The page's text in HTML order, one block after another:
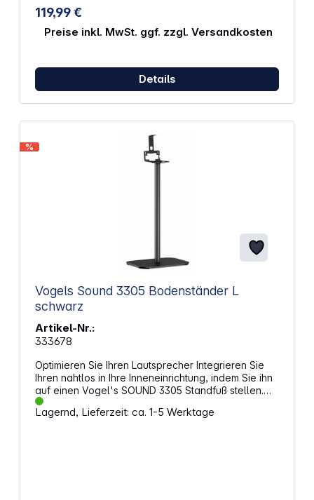
Befestigung für Ihren Lautsprecher und ist in
Schwarz und Weiß passend zur Farbe Ihrer
Lautsprecher erhältlich. Eigenschaften:
Belastbarkeit: 6,5 kg
119,99 €
Preise inkl. MwSt. ggf. zzgl. Versandkosten
Details
%
Vogels Sound 3305 Bodenständer L
schwarz
Artikel-Nr.:
333678
Optimieren Sie Ihren Lautsprecher Integrieren Sie
Ihren nahtlos in Ihre Inneneinrichtung, indem Sie ihn
auf einen Vogel's SOUND 3305 Standfuß stellen.
Mit einer Höhe von 75 cm hebt der Standfuß den
Lautsprecher auf Ohrhöhe in sitzender Position an,
Lagernd, Lieferzeit: ca. 1-5 Werktage